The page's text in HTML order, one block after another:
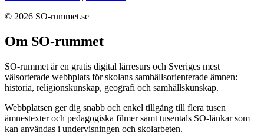
© 2026 SO-rummet.se
Om SO-rummet
SO-rummet är en gratis digital lärresurs och Sveriges mest
välsorterade webbplats för skolans samhällsorienterade ämnen:
historia, religionskunskap, geografi och samhällskunskap.
Webbplatsen ger dig snabb och enkel tillgång till flera tusen
ämnestexter och pedagogiska filmer samt tusentals SO-länkar som
kan användas i undervisningen och skolarbeten.